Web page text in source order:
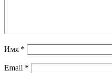
Имя *
Email *